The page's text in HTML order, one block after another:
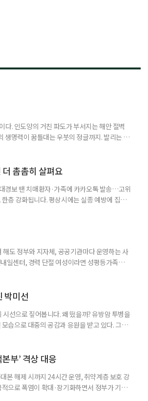
다. 인도양의 거친 파도가 부서지는 해안 절벽
생명력이 꿈틀대는 우붓의 정글까지. 발리는 머
의 매력으로 가득 찬 발리의 세 가지 얼굴
촘촘히 살펴요
경보 땐 치매환자·가족에 카카오톡 발송…고위
층 강화됩니다. 평상시에는 실종 예방에 집중
로 적절하게 대처하는 데 어려움을 겪을 수
도 정부와 지자체, 공공기관마다 운영하는 사
일센터, 경력 단절 여성이라면 성평등가족부
이 쉽지 않은 사람을 위한 제도다. 개인별 취
박미선
선으로 짚어봅니다. 왜 떴을까? 유방암 투병을
습으로 대중의 공감과 응원을 받고 있다. 그러
씨와 공감 능력으로
부’ 격상 대응
본 해제 시까지 24시간 운영, 취약계층 보호 강
으로 폭염이 확대·장기화하면서 정부가 기존